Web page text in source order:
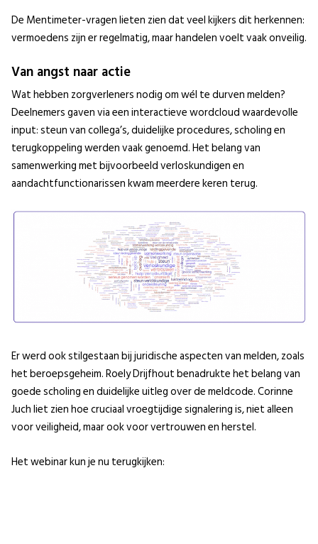
De Mentimeter-vragen lieten zien dat veel kijkers dit herkennen:
vermoedens zijn er regelmatig, maar handelen voelt vaak onveilig.
Van angst naar actie
Wat hebben zorgverleners nodig om wél te durven melden?
Deelnemers gaven via een interactieve wordcloud waardevolle
input: steun van collega’s, duidelijke procedures, scholing en
terugkoppeling werden vaak genoemd. Het belang van
samenwerking met bijvoorbeeld verloskundigen en
aandachtfunctionarissen kwam meerdere keren terug.
Er werd ook stilgestaan bij juridische aspecten van melden, zoals
het beroepsgeheim. Roely Drijfhout benadrukte het belang van
goede scholing en duidelijke uitleg over de meldcode. Corinne
Juch liet zien hoe cruciaal vroegtijdige signalering is, niet alleen
voor veiligheid, maar ook voor vertrouwen en herstel.
Het webinar kun je nu terugkijken: